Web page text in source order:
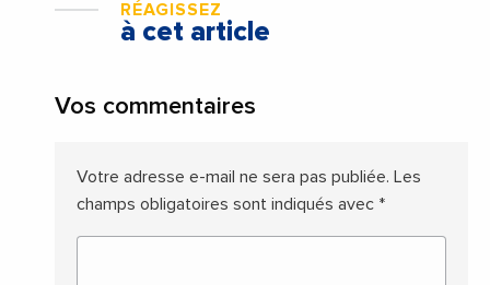
RÉAGISSEZ
à cet article
Vos commentaires
Votre adresse e-mail ne sera pas publiée. Les
champs obligatoires sont indiqués avec *